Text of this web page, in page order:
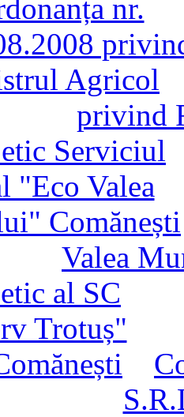
privind
Valea